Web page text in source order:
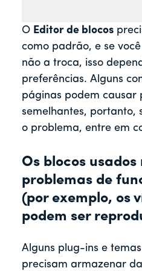
O Editor de blocos
como padrão, e se
não a troca, isso
preferências. Alguns
páginas podem causar
semelhantes, portanto,
o problema, entre em
Os blocos usados
problemas de
(por exemplo, os
podem ser
Alguns plug-ins e
precisam armazenar